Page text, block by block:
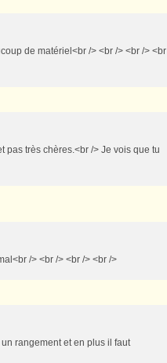
de matériel<br /> <br /> <br /> <br
pas très chères.<br /> Je vois que tu
/> <br /> <br /> <br />
rangement et en plus il faut